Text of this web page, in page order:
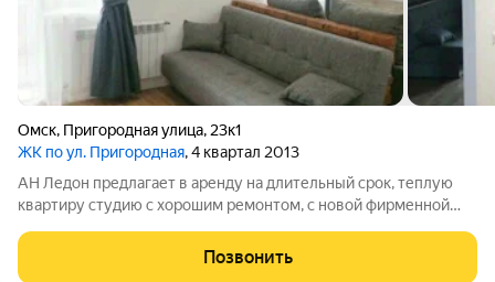
Омск, Пригородная улица, 23к1
ЖК по ул. Пригородная, 4 квартал 2013
АН Ледон предлагает в аренду на длительный срок, теплую
квартиру студию с хорошим ремонтом, с новой фирменной
необходимым для комфортного проживания: кондиционер,
новые двухкамерный холодильник, новая
Позвонить